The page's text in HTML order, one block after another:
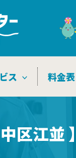
ス 料金表
中区江